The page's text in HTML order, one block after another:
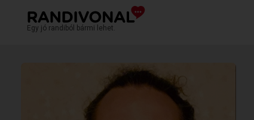
Egy jó randiból bármi lehet.